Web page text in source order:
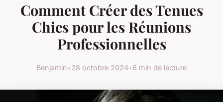
Comment Créer des Tenues
Chics pour les Réunions
Professionnelles
Benjamin•28 octobre 2024•6 min de lecture